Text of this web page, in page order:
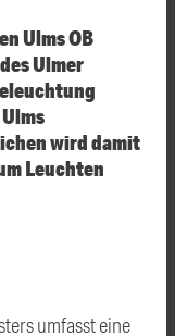
Ulms OB
Ulmer
wird damit
Leuchten
umfasst eine